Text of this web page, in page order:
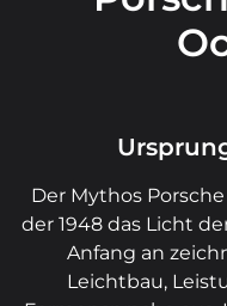
Der Mythos
der 1948 das Licht
Anfang an
Leichtbau,